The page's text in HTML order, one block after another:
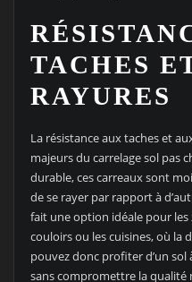
TACHES
RAYURES
La résistance aux taches et
majeurs du carrelage sol pas
durable, ces carreaux sont
de se rayer par rapport à
fait une option idéale pour les
couloirs ou les cuisines, où la
pouvez donc profiter d’un
sans compromettre la qualité